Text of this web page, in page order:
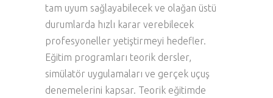
tam uyum sağlayabilecek ve olağan üstü
durumlarda hızlı karar verebilecek
profesyoneller yetiştirmeyi hedefler.
Eğitim programları teorik dersler,
simülatör uygulamaları ve gerçek uçuş
denemelerini kapsar. Teorik eğitimde